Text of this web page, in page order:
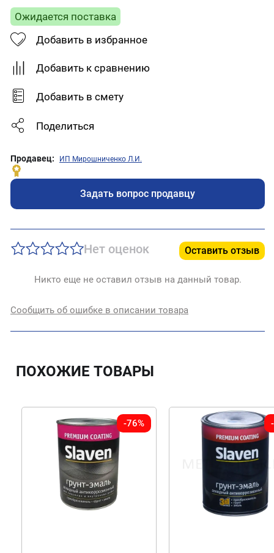
Тип товара: Грунт-эмаль
Ожидается поставка
Добавить в избранное
Добавить к сравнению
Добавить в смету
Поделиться
Продавец: ИП Мирошниченко Л.И.
Задать вопрос продавцу
Нет оценок Оставить отзыв
Никто еще не оставил отзыв на данный товар.
Сообщить об ошибке в описании товара
ПОХОЖИЕ ТОВАРЫ
-76%